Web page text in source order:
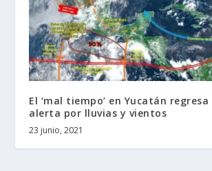
El ‘mal tiempo’ en Yucatán regresa
alerta por lluvias y vientos
23 junio, 2021